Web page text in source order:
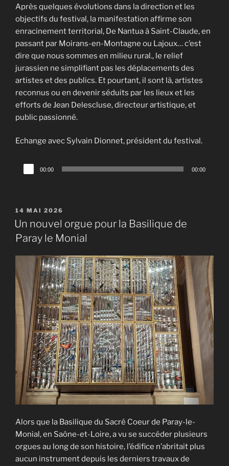
Après quelques évolutions dans la direction et les
objectifs du festival, la manifestation affirme son
enracinement territorial, De Nantua à Saint-Claude, en
passant par Moirans-en-Montagne ou Lajoux… c’est
dire que nous sommes en milieu rural., le relief
jurassien ne simplifiant pas les déplacements des
artistes et des publics. Et pourtant, il sont là, artistes
reconnus ou en devenir séduits par les lieux et les
efforts de Jean Delescluse, directeur artistique, et
public passionné.
Echange avec Sylvain Dionnet, président du festival.
Lecteur
audio
00:00 00:00
PUBLIÉ
LE
14 MAI 2026
Un nouvel orgue pour la Basilique de
Paray le Monial
Alors que la Basilique du Sacré Coeur de Paray-le-
Monial, en Saône-et-Loire, a vu se succéder plusieurs
orgues au long de son histoire, l’édifice n’abritait plus
aucun instrument depuis les derniers travaux de